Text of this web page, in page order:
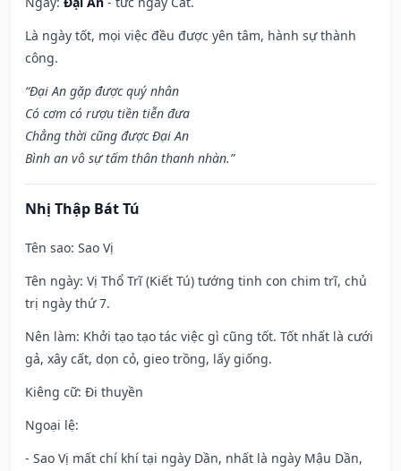
Là ngày tốt, mọi việc đều được yên tâm, hành sự thành
công.
“Đại An gặp được quý nhân
Có cơm có rượu tiền tiễn đưa
Chẳng thời cũng được Đại An
Bình an vô sự tấm thân thanh nhàn.”
Nhị Thập Bát Tú
Tên sao: Sao Vị
Tên ngày: Vị Thổ Trĩ (Kiết Tú) tướng tinh con chim trĩ, chủ
trị ngày thứ 7.
Nên làm: Khởi tạo tạo tác việc gì cũng tốt. Tốt nhất là cưới
gả, xây cất, dọn cỏ, gieo trồng, lấy giống.
Kiêng cữ: Đi thuyền
Ngoại lệ:
- Sao Vị mất chí khí tại ngày Dần, nhất là ngày Mậu Dần,